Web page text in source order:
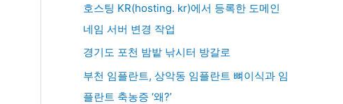
호스팅 KR(hosting. kr)에서 등록한 도메인
네임 서버 변경 작업
경기도 포천 밤밭 낚시터 방갈로
부천 임플란트, 상악동 임플란트 뼈이식과 임
플란트 축농증 ‘왜?’